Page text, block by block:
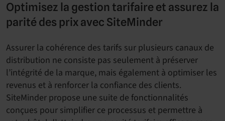
Optimisez la gestion tarifaire et assurez la
parité des prix avec SiteMinder
Assurer la cohérence des tarifs sur plusieurs canaux de
distribution ne consiste pas seulement à préserver
l’intégrité de la marque, mais également à optimiser les
revenus et à renforcer la confiance des clients.
SiteMinder propose une suite de fonctionnalités
conçues pour simplifier ce processus et permettre à